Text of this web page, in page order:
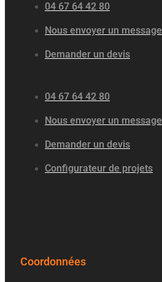
04 67 64 42 80
Nous envoyer un message
Demander un devis
04 67 64 42 80
Nous envoyer un message
Demander un devis
Configurateur de projets
Coordonnées